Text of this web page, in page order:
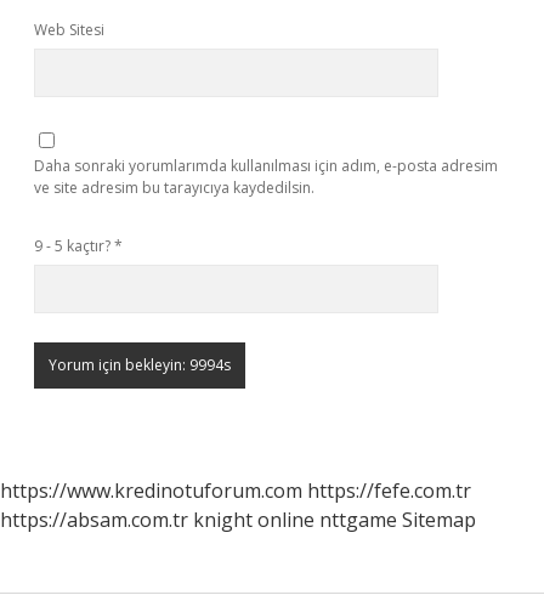
Web Sitesi
Daha sonraki yorumlarımda kullanılması için adım, e-posta adresim
ve site adresim bu tarayıcıya kaydedilsin.
9 - 5 kaçtır?*
https://www.kredinotuforum.com https://fefe.com.tr
https://absam.com.tr knight online nttgame Sitemap